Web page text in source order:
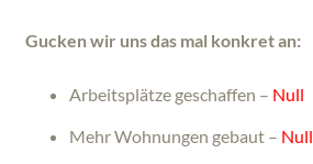
Gucken wir uns das mal konkret an:
Arbeitsplätze geschaffen – Null
Mehr Wohnungen gebaut – Null